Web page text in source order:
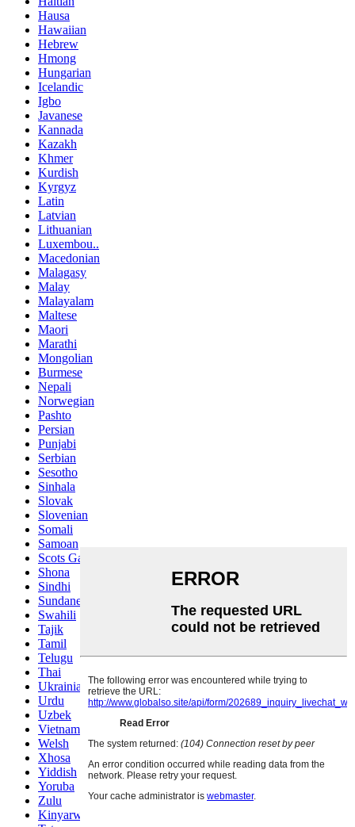
Hausa
Hawaiian
Hebrew
Hmong
Hungarian
Icelandic
Igbo
Javanese
Kannada
Kazakh
Khmer
Kurdish
Kyrgyz
Latin
Latvian
Lithuanian
Luxembou..
Macedonian
Malagasy
Malay
Malayalam
Maltese
Maori
Marathi
Mongolian
Burmese
Nepali
Norwegian
Pashto
Persian
Punjabi
Serbian
Sesotho
Sinhala
Slovak
Slovenian
Somali
Samoan
Scots Gaelic
Shona
Sindhi
Sundanese
Swahili
Tajik
Tamil
Telugu
Thai
Ukrainian
Urdu
Uzbek
Vietnamese
Welsh
Xhosa
Yiddish
Yoruba
Zulu
Kinyarwanda